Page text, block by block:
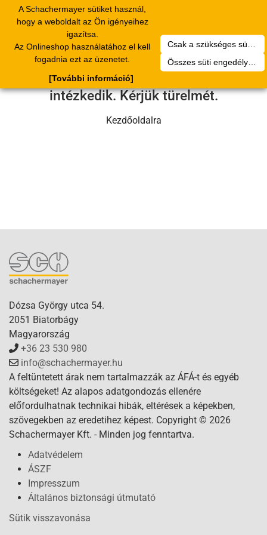
A Schachermayer sütiket használ,
hogy a weboldalt az Ön igényeihez
igazítsa.
Az Onlineshop használatához el kell
fogadnia ezt az üzenetet.
Összes süti engedélyezése
[További információ]
navigation
Sajnos technikai hiba történt.
Szervizcsapatunk hamarosan
intézkedik. Kérjük türelmét.
Kezdőoldalra
Dózsa György utca 54.
2051 Biatorbágy
Magyarország
+36 23 530 980
info@schachermayer.hu
A feltüntetett árak nem tartalmazzák az ÁFÁ-t és egyéb
költségeket! Az alapos adatgondozás ellenére
előfordulhatnak technikai hibák, eltérések a képekben,
szövegekben az eredetihez képest. Copyright © 2026
Schachermayer Kft. - Minden jog fenntartva.
Adatvédelem
ÁSZF
Impresszum
Általános biztonsági útmutató
Sütik visszavonása